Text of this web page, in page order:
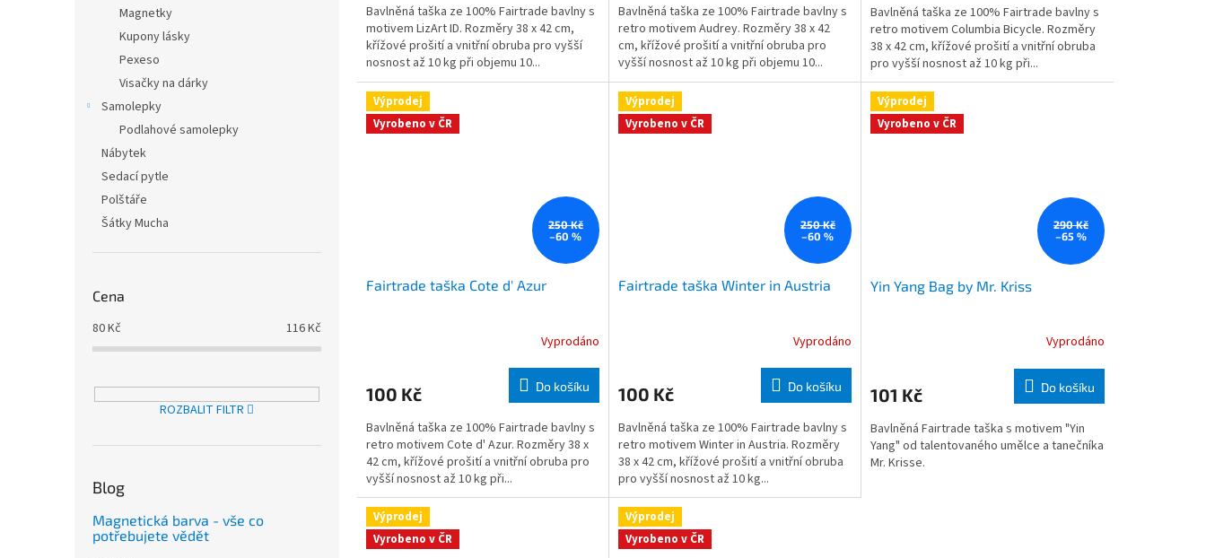
Magnetky
Kupony lásky
Pexeso
Visačky na dárky
Samolepky
Podlahové samolepky
Nábytek
Sedací pytle
Polštáře
Šátky Mucha
Cena
80Kč 116Kč
ROZBALIT FILTR
Blog
Magnetická barva - vše co
potřebujete vědět
Bavlněná taška ze 100% Fairtrade bavlny s
motivem LizArt ID. Rozměry 38 x 42 cm,
křížové prošití a vnitřní obruba pro vyšší
nosnost až 10 kg při objemu 10...
Bavlněná taška ze 100% Fairtrade bavlny s
retro motivem Audrey. Rozměry 38 x 42
cm, křížové prošití a vnitřní obruba pro
vyšší nosnost až 10 kg při objemu 10...
Bavlněná taška ze 100% Fairtrade bavlny s
retro motivem Columbia Bicycle. Rozměry
38 x 42 cm, křížové prošití a vnitřní obruba
pro vyšší nosnost až 10 kg při...
Výprodej
Vyrobeno v ČR
250 Kč
–60 %
Fairtrade taška Cote d' Azur
Vyprodáno
100 Kč Do košíku
Bavlněná taška ze 100% Fairtrade bavlny s
retro motivem Cote d' Azur. Rozměry 38 x
42 cm, křížové prošití a vnitřní obruba pro
vyšší nosnost až 10 kg při...
Výprodej
Vyrobeno v ČR
250 Kč
–60 %
Fairtrade taška Winter in Austria
Vyprodáno
100 Kč Do košíku
Bavlněná taška ze 100% Fairtrade bavlny s
retro motivem Winter in Austria. Rozměry
38 x 42 cm, křížové prošití a vnitřní obruba
pro vyšší nosnost až 10 kg...
Výprodej
Vyrobeno v ČR
290 Kč
–65 %
Yin Yang Bag by Mr. Kriss
Vyprodáno
101 Kč Do košíku
Bavlněná Fairtrade taška s motivem "Yin
Yang" od talentovaného umělce a tanečníka
Mr. Krisse.
Výprodej
Vyrobeno v ČR
Výprodej
Vyrobeno v ČR